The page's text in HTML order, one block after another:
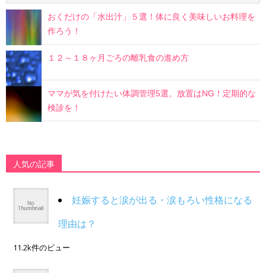
おくだけの「水出汁」５選！体に良く美味しいお料理を
作ろう！
１２～１８ヶ月ごろの離乳食の進め方
ママが気を付けたい体調管理5選。放置はNG！定期的な
検診を！
人気の記事
妊娠すると涙が出る・涙もろい性格になる
理由は？
11.2k件のビュー